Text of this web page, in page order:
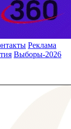
Реклама
Выборы-2026